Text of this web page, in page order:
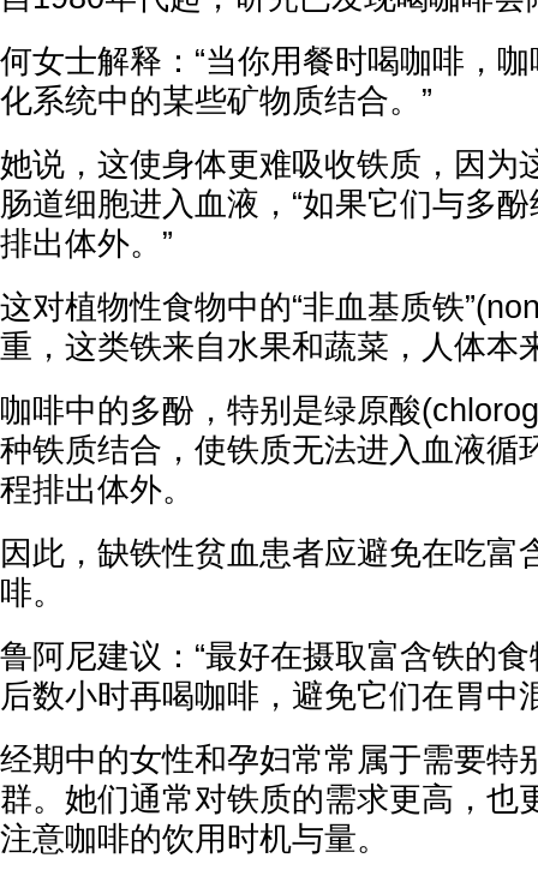
何女士解释：“当你用餐时喝咖啡，
化系统中的某些矿物质结合。”
她说，这使身体更难吸收铁质，因为
肠道细胞进入血液，“如果它们与多
排出体外。”
这对植物性食物中的“非血基质铁
重，这类铁来自水果和蔬菜，人体本
咖啡中的多酚，特别是绿原酸
种铁质结合，使铁质无法进入血液循
程排出体外。
因此，缺铁性贫血患者应避免在吃富
啡。
鲁阿尼建议：“最好在摄取富含铁的
后数小时再喝咖啡，避免它们在胃中
经期中的女性和孕妇常常属于需要特
群。她们通常对铁质的需求更高，也
注意咖啡的饮用时机与量。